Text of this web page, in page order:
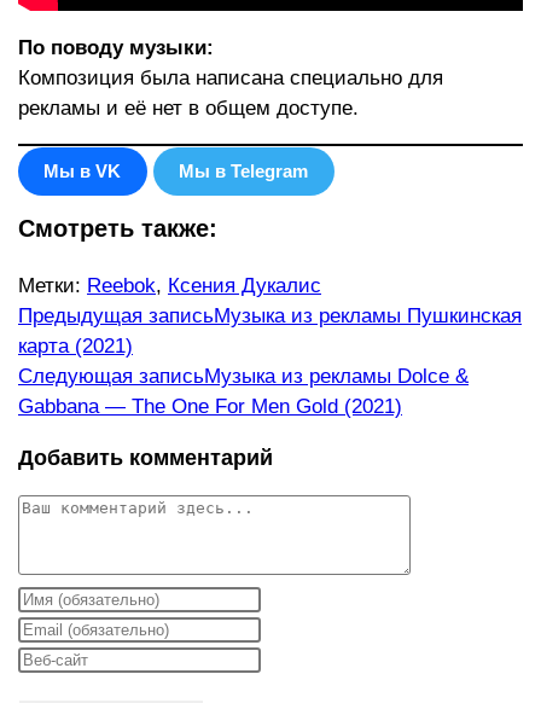
По поводу музыки:
Композиция была написана специально для
рекламы и её нет в общем доступе.
Мы в VK Мы в Telegram
Смотреть также:
Метки: Reebok, Ксения Дукалис
Еще
статьи
Предыдущая записьМузыка из рекламы Пушкинская
карта (2021)
Следующая записьМузыка из рекламы Dolce &
Gabbana ​— The One For Men Gold (2021)
Добавить комментарий
Комментарий
Введите
свое
имя
Введите
свой
Введите